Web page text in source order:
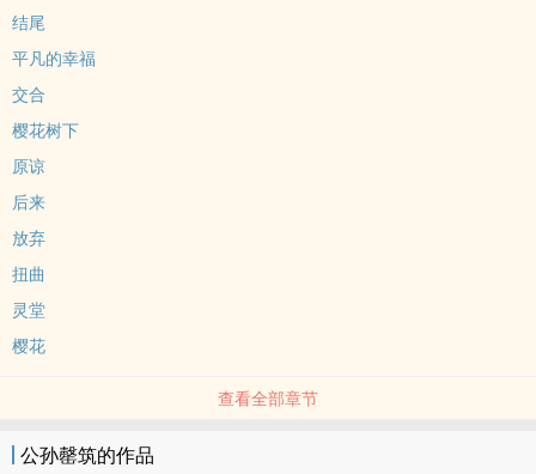
总有一天能融化谢无妄心中的寒雪。
有些人的心里早已住进一个人，
任凭旁人如何努力，
也无法取代。
成婚三年。
李芷薇守着靖王府，
她看着他思念故人，
看着他将所有温柔埋藏于过往。
而她，
始终只是站在他的身后。
放下执念，放下爱意，
结尾
平凡的幸福
交合
樱花树下
原谅
后来
放弃
扭曲
灵堂
樱花
查看全部章节
公孙罄筑的作品